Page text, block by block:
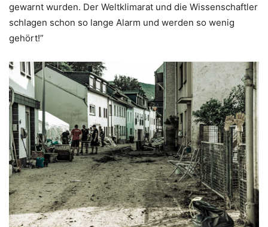
gewarnt wurden. Der Weltklimarat und die Wissenschaftler
schlagen schon so lange Alarm und werden so wenig
gehört!”